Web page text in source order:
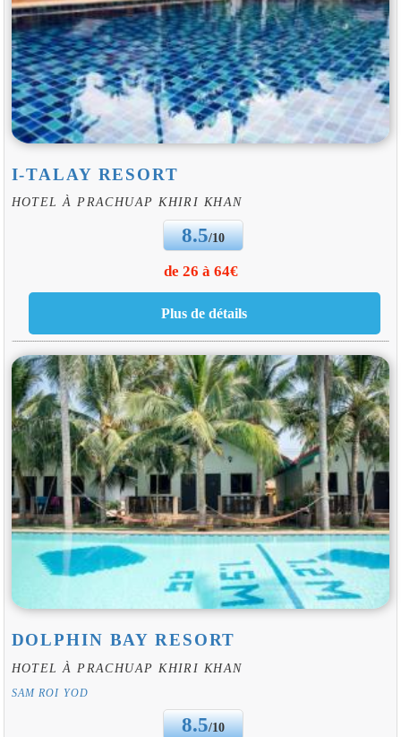
I-TALAY RESORT
HOTEL À PRACHUAP KHIRI KHAN
8.5/10
de 26 à 64€
DOLPHIN BAY RESORT
HOTEL À PRACHUAP KHIRI KHAN
SAM ROI YOD
8.5/10